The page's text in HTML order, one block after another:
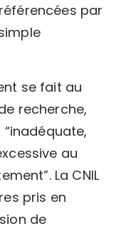
par
se fait au
recherche,
au
La CNIL
pris en
de